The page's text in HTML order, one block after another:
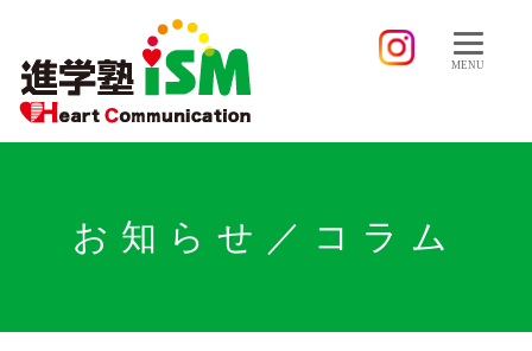
MENU
お知らせ／コラム